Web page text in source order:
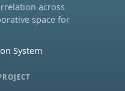
across
space for
System